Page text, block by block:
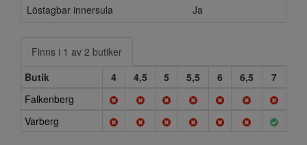
Löstagbar innersula
Ja
Finns i 1 av 2 butiker
Butik
4 4,5 5 5,5 6 6,5
7
Falkenberg
Varberg